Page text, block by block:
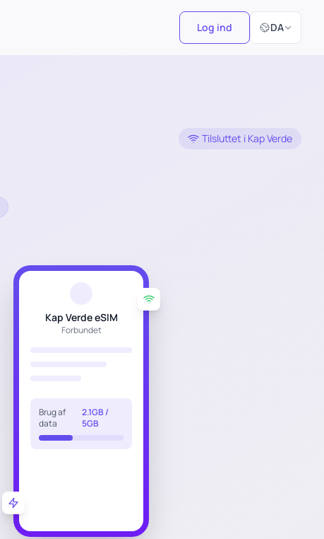
Log ind DA
Vælg sprog
Tilsluttet i Kap Verde
Kap Verde eSIM
Forbundet
Brug af
data
2.1GB /
5GB